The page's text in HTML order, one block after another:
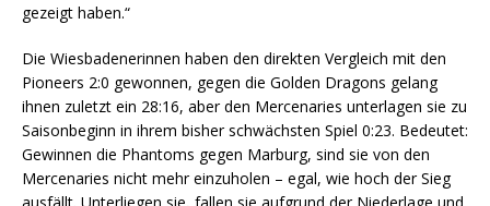
gezeigt haben.“
Die Wiesbadenerinnen haben den direkten Vergleich mit den
Pioneers 2:0 gewonnen, gegen die Golden Dragons gelang
ihnen zuletzt ein 28:16, aber den Mercenaries unterlagen sie zu
Saisonbeginn in ihrem bisher schwächsten Spiel 0:23. Bedeutet:
Gewinnen die Phantoms gegen Marburg, sind sie von den
Mercenaries nicht mehr einzuholen – egal, wie hoch der Sieg